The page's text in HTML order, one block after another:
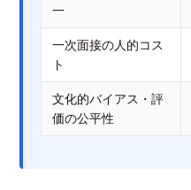
一
一次面接の人的コス
ト
文化的バイアス・評
価の公平性